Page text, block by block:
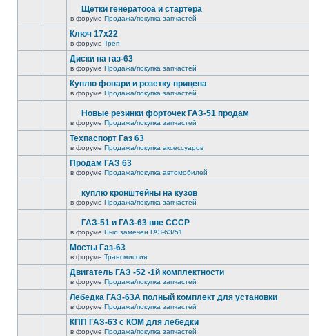
Щетки генератооа и стартера
в форуме Продажа/покупка запчастей
Ключ 17х22
в форуме Трёп
Диски на газ-63
в форуме Продажа/покупка запчастей
Куплю фонари и розетку прицепа
в форуме Продажа/покупка запчастей
Новые резинки форточек ГАЗ-51 продам
в форуме Продажа/покупка запчастей
Техпаспорт Газ 63
в форуме Продажа/покупка аксессуаров
Продам ГАЗ 63
в форуме Продажа/покупка автомобилей
куплю кронштейны на кузов
в форуме Продажа/покупка запчастей
ГАЗ-51 и ГАЗ-63 вне СССР
в форуме Был замечен ГАЗ-63/51
Мосты Газ-63
в форуме Трансмиссия
Двигатель ГАЗ -52 -1й комплектности
в форуме Продажа/покупка запчастей
Лебедка ГАЗ-63А полный комплект для установки
в форуме Продажа/покупка запчастей
КПП ГАЗ-63 с КОМ для лебедки
в форуме Продажа/покупка запчастей